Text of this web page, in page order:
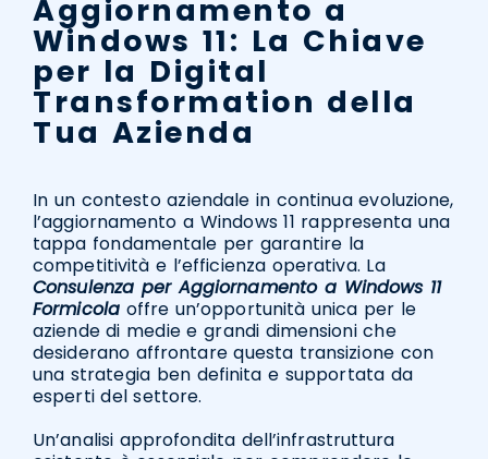
Aggiornamento a
Windows 11: La Chiave
per la Digital
Transformation della
Tua Azienda
In un contesto aziendale in continua evoluzione,
l’aggiornamento a Windows 11 rappresenta una
tappa fondamentale per garantire la
competitività e l’efficienza operativa. La
Consulenza per Aggiornamento a Windows 11
Formicolaoffre un’opportunità unica per le
aziende di medie e grandi dimensioni che
desiderano affrontare questa transizione con
una strategia ben definita e supportata da
esperti del settore.
Un’analisi approfondita dell’infrastruttura